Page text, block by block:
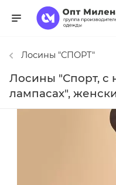
Лосины "СПОРТ"
Лосины "Спорт, с
лампасах",